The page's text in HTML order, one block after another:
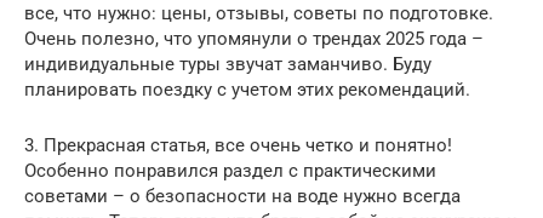
все, что нужно: цены, отзывы, советы по подготовке.
Очень полезно, что упомянули о трендах 2025 года –
индивидуальные туры звучат заманчиво. Буду
планировать поездку с учетом этих рекомендаций.
3. Прекрасная статья, все очень четко и понятно!
Особенно понравился раздел с практическими
советами – о безопасности на воде нужно всегда